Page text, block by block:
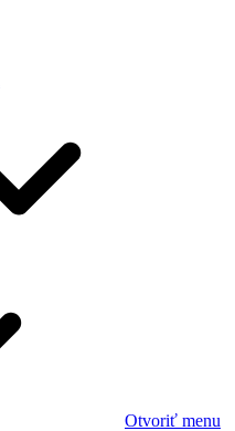
Otvoriť menu